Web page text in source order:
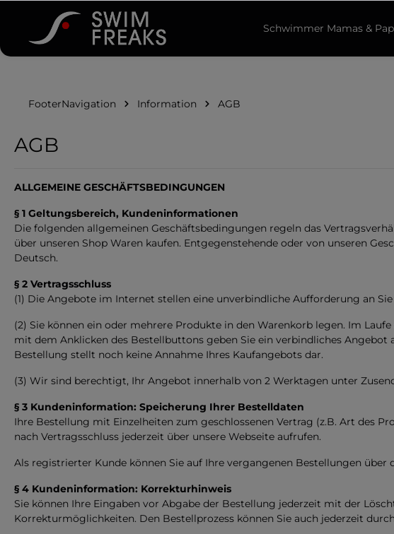
Zur Hauptnavigation springen
Schwimmer Mamas &
FooterNavigation Information AGB
AGB
ALLGEMEINE GESCHÄFTSBEDINGUNGEN
§ 1 Geltungsbereich, Kundeninformationen
Die folgenden allgemeinen Geschäftsbedingungen regeln das
über unseren Shop Waren kaufen. Entgegenstehende oder von unseren
Deutsch.
§ 2 Vertragsschluss
(1) Die Angebote im Internet stellen eine unverbindliche Aufforderung an Sie
(2) Sie können ein oder mehrere Produkte in den Warenkorb legen. Im
mit dem Anklicken des Bestellbuttons geben Sie ein verbindliches
Bestellung stellt noch keine Annahme Ihres Kaufangebots dar.
(3) Wir sind berechtigt, Ihr Angebot innerhalb von 2 Werktagen unter
§ 3 Kundeninformation: Speicherung Ihrer Bestelldaten
Ihre Bestellung mit Einzelheiten zum geschlossenen Vertrag (z.B. Art des
nach Vertragsschluss jederzeit über unsere Webseite aufrufen.
Als registrierter Kunde können Sie auf Ihre vergangenen Bestellungen über
§ 4 Kundeninformation: Korrekturhinweis
Sie können Ihre Eingaben vor Abgabe der Bestellung jederzeit mit der
Korrekturmöglichkeiten. Den Bestellprozess können Sie auch jederzeit